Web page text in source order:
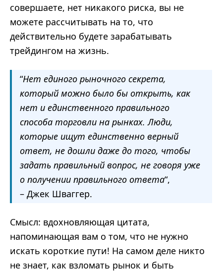
совершаете, нет никакого риска, вы не
можете рассчитывать на то, что
действительно будете зарабатывать
трейдингом на жизнь.
“Нет единого рыночного секрета,
который можно было бы открыть, как
нет и единственного правильного
способа торговли на рынках. Люди,
которые ищут единственно верный
ответ, не дошли даже до того, чтобы
задать правильный вопрос, не говоря уже
о получении правильного ответа“,
– Джек Шваггер.
Смысл: вдохновляющая цитата,
напоминающая вам о том, что не нужно
искать короткие пути! На самом деле никто
не знает, как взломать рынок и быть